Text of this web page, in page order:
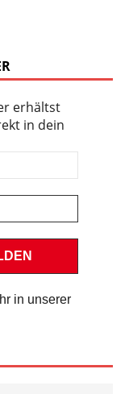
erhältst
in dein
in unserer